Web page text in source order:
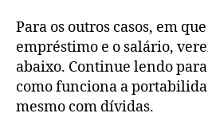
Para os outros casos, em
empréstimo e o salário,
abaixo. Continue lendo
como funciona a
mesmo com dívidas.